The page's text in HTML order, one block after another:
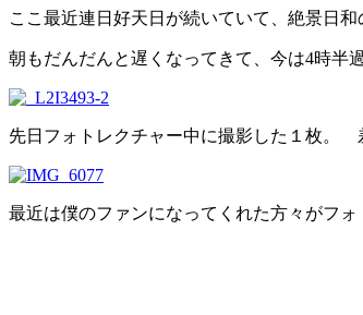
ここ最近連日好天日が続いていて、絶景日和
朝もだんだんと遅くなってきて、今は4時半
先日フォトレクチャー中に撮影した１枚。
最近は僕のファンになってくれた方々がフ